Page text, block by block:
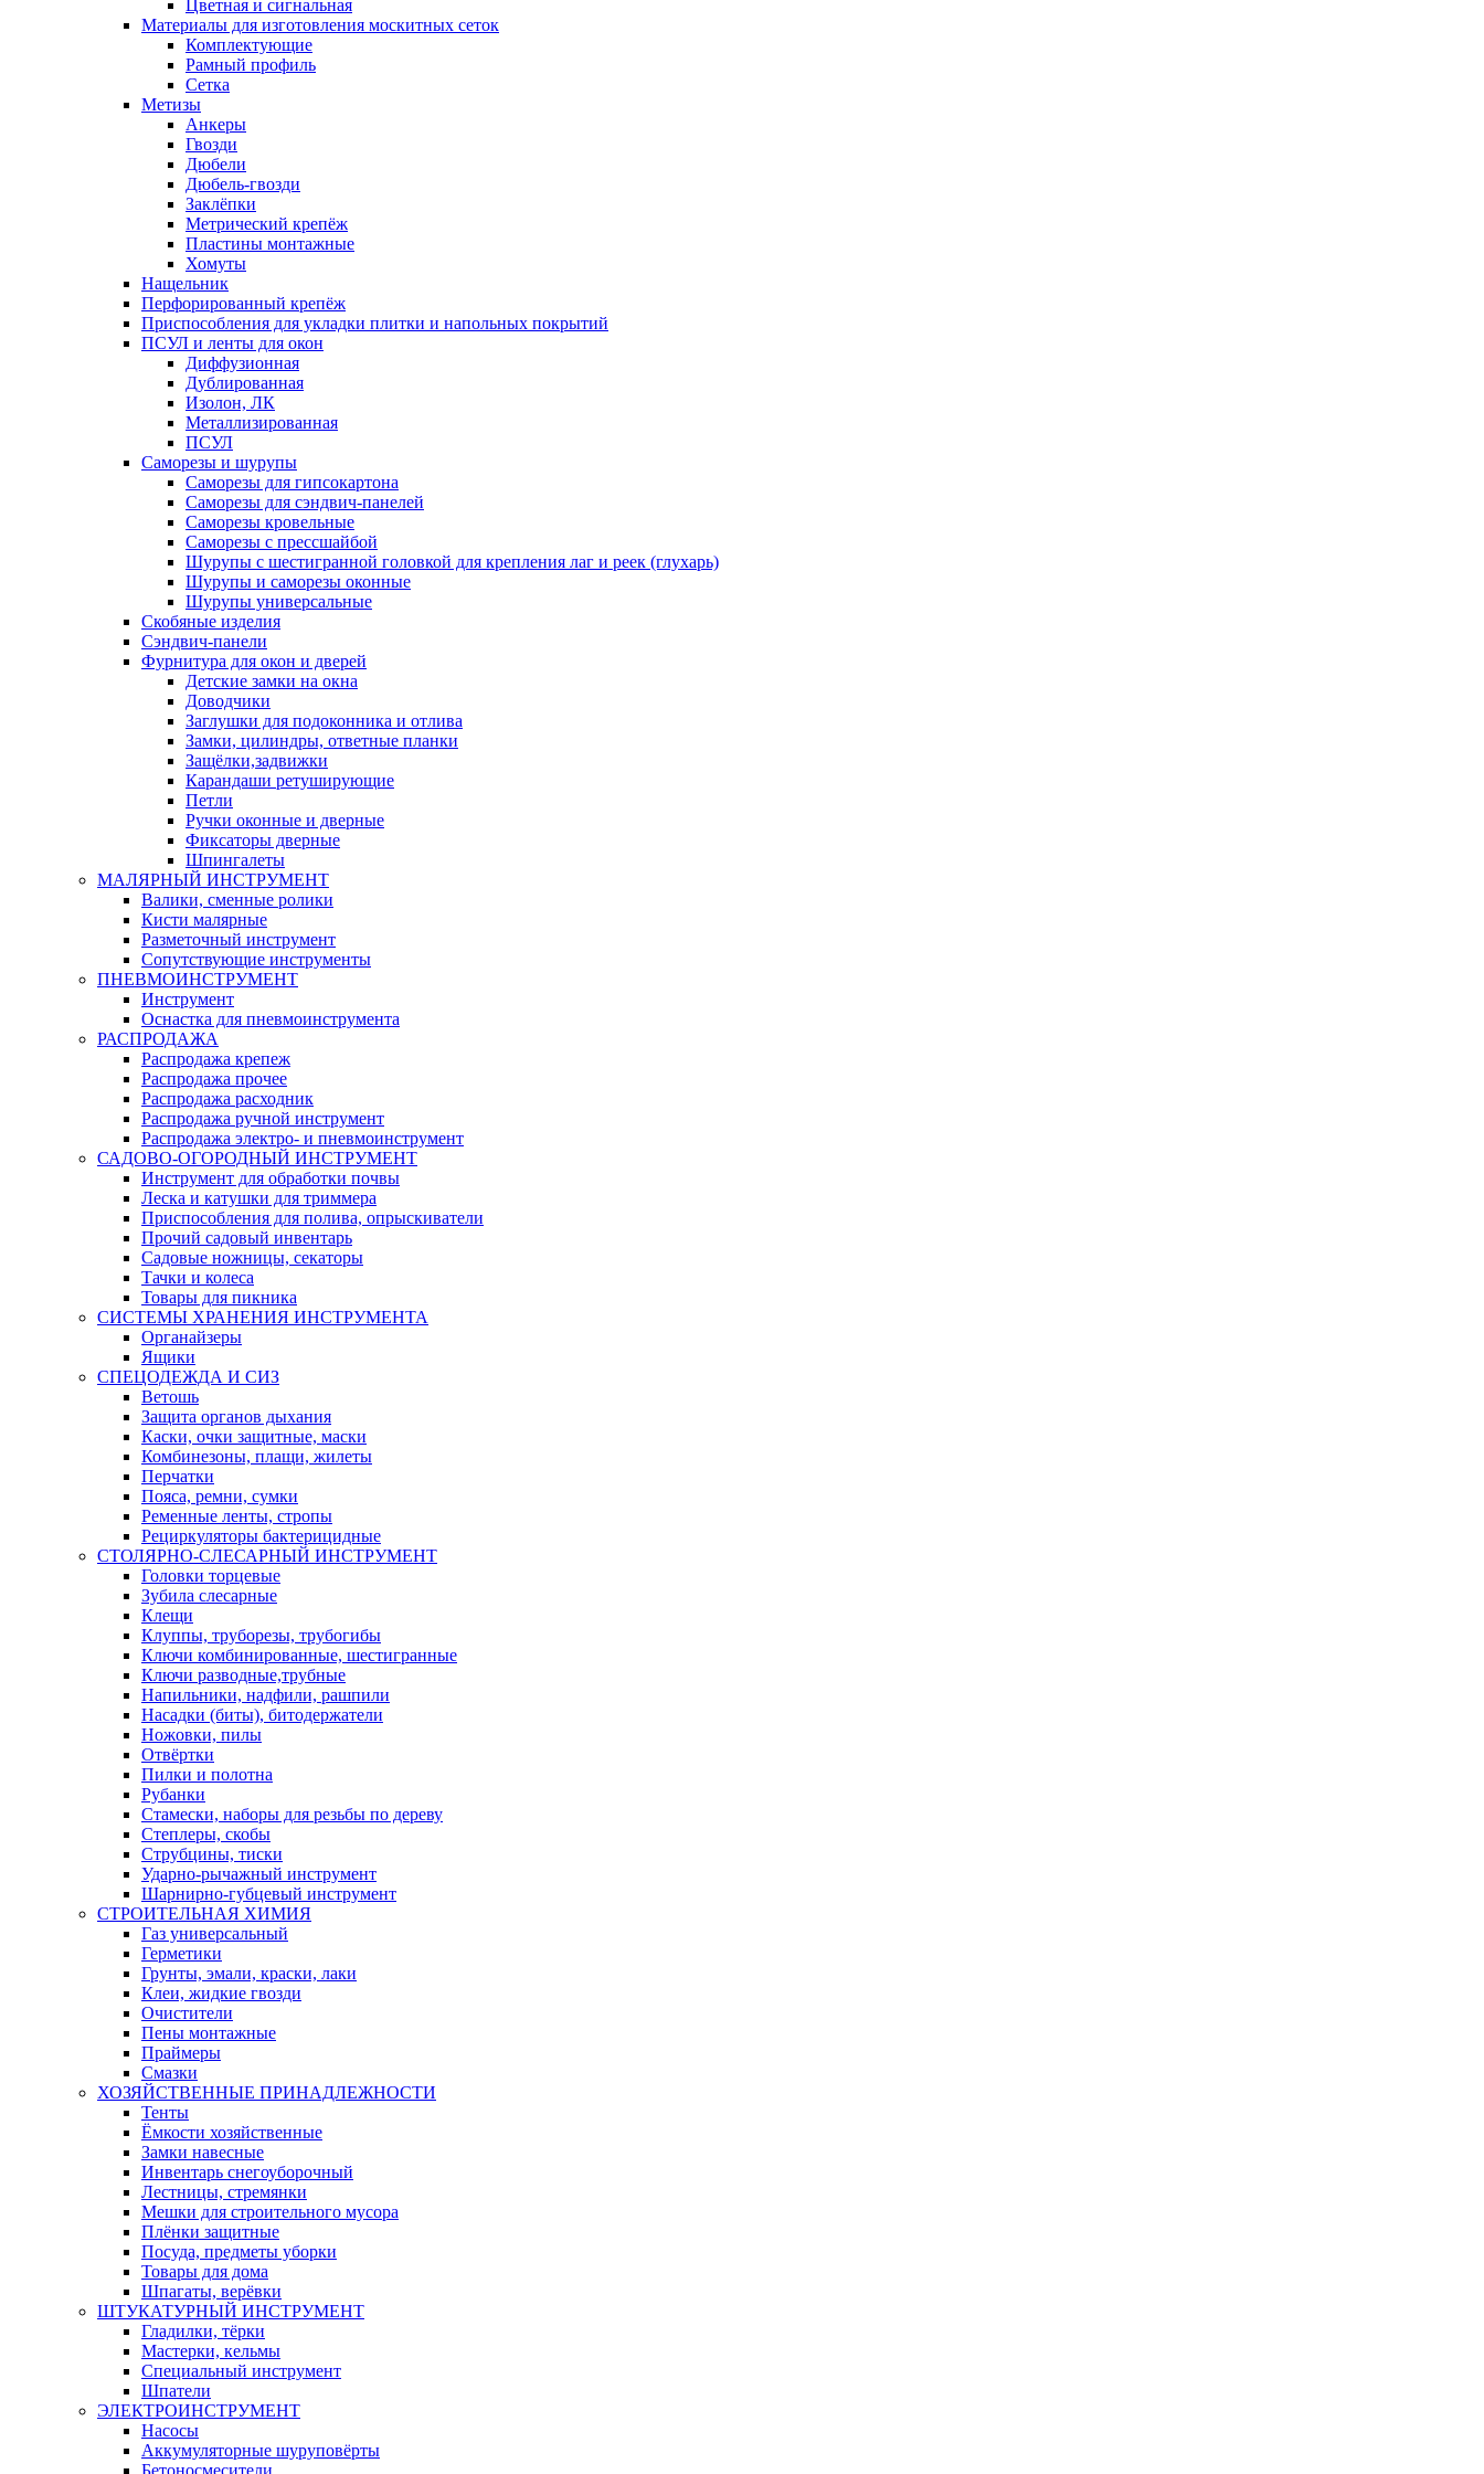
Цветная и сигнальная
Материалы для изготовления москитных сеток
Комплектующие
Рамный профиль
Сетка
Метизы
Анкеры
Гвозди
Дюбели
Дюбель-гвозди
Заклёпки
Метрический крепёж
Пластины монтажные
Хомуты
Нащельник
Перфорированный крепёж
Приспособления для укладки плитки и напольных покрытий
ПСУЛ и ленты для окон
Диффузионная
Дублированная
Изолон, ЛК
Металлизированная
ПСУЛ
Саморезы и шурупы
Саморезы для гипсокартона
Саморезы для сэндвич-панелей
Саморезы кровельные
Саморезы с прессшайбой
Шурупы с шестигранной головкой для крепления лаг и реек (глухарь)
Шурупы и саморезы оконные
Шурупы универсальные
Скобяные изделия
Сэндвич-панели
Фурнитура для окон и дверей
Детские замки на окна
Доводчики
Заглушки для подоконника и отлива
Замки, цилиндры, ответные планки
Защёлки,задвижки
Карандаши ретуширующие
Петли
Ручки оконные и дверные
Фиксаторы дверные
Шпингалеты
МАЛЯРНЫЙ ИНСТРУМЕНТ
Валики, сменные ролики
Кисти малярные
Разметочный инструмент
Сопутствующие инструменты
ПНЕВМОИНСТРУМЕНТ
Инструмент
Оснастка для пневмоинструмента
РАСПРОДАЖА
Распродажа крепеж
Распродажа прочее
Распродажа расходник
Распродажа ручной инструмент
Распродажа электро- и пневмоинструмент
САДОВО-ОГОРОДНЫЙ ИНСТРУМЕНТ
Инструмент для обработки почвы
Леска и катушки для триммера
Приспособления для полива, опрыскиватели
Прочий садовый инвентарь
Садовые ножницы, секаторы
Тачки и колеса
Товары для пикника
СИСТЕМЫ ХРАНЕНИЯ ИНСТРУМЕНТА
Органайзеры
Ящики
СПЕЦОДЕЖДА И СИЗ
Ветошь
Защита органов дыхания
Каски, очки защитные, маски
Комбинезоны, плащи, жилеты
Перчатки
Пояса, ремни, сумки
Ременные ленты, стропы
Рециркуляторы бактерицидные
СТОЛЯРНО-СЛЕСАРНЫЙ ИНСТРУМЕНТ
Головки торцевые
Зубила слесарные
Клещи
Клуппы, труборезы, трубогибы
Ключи комбинированные, шестигранные
Ключи разводные,трубные
Напильники, надфили, рашпили
Насадки (биты), битодержатели
Ножовки, пилы
Отвёртки
Пилки и полотна
Рубанки
Стамески, наборы для резьбы по дереву
Степлеры, скобы
Струбцины, тиски
Ударно-рычажный инструмент
Шарнирно-губцевый инструмент
СТРОИТЕЛЬНАЯ ХИМИЯ
Газ универсальный
Герметики
Грунты, эмали, краски, лаки
Клеи, жидкие гвозди
Очистители
Пены монтажные
Праймеры
Смазки
ХОЗЯЙСТВЕННЫЕ ПРИНАДЛЕЖНОСТИ
Тенты
Ёмкости хозяйственные
Замки навесные
Инвентарь снегоуборочный
Лестницы, стремянки
Мешки для строительного мусора
Плёнки защитные
Посуда, предметы уборки
Товары для дома
Шпагаты, верёвки
ШТУКАТУРНЫЙ ИНСТРУМЕНТ
Гладилки, тёрки
Мастерки, кельмы
Специальный инструмент
Шпатели
ЭЛЕКТРОИНСТРУМЕНТ
Насосы
Аккумуляторные шуруповёрты
Бетоносмесители